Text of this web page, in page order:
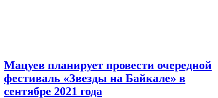
Мацуев планирует провести очередной
фестиваль «Звезды на Байкале» в
сентябре 2021 года